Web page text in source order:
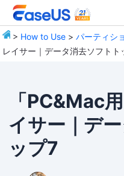
> How to Use >パーティシ
レイサー｜データ消去ソフトト
「PC&Mac
イサー｜デ
ップ7